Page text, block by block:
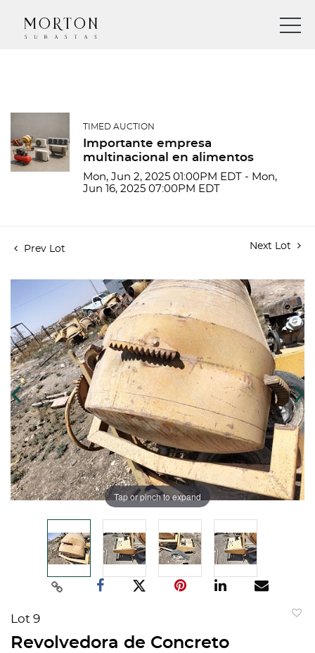
TIMED AUCTION
Importante empresa
multinacional en alimentos
Mon, Jun 2, 2025 01:00PM EDT - Mon,
Jun 16, 2025 07:00PM EDT
Prev Lot Next Lot
Tap or pinch to expand
Lot 9
Revolvedora de Concreto